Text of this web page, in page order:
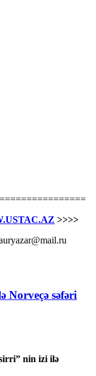
>>>>
Norveçə səfəri
sirri” nin izi ilə